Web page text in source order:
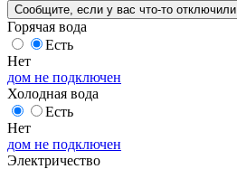
Сообщите , если у вас что-то отключили
Горячая вода
Есть
Нет
дом не подключен
Холодная вода
Есть
Нет
дом не подключен
Электричество